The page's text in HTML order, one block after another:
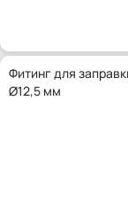
Фитинг для
Ø12,5 мм